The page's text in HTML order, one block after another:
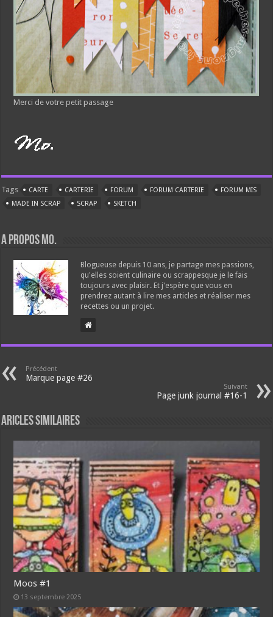
Merci de votre petit passage
Tags CARTE CARTERIE FORUM FORUM CARTERIE
FORUM MIS
MADE IN SCRAP
SCRAP SKETCH
A propos Mo.
Blogueuse depuis 10 ans, je partage mes passions,
qu'elles soient culinaire ou scrappesque je le fais
toujours avec plaisir. Et j'espère que vous en
prendrez autant à lire mes articles et réaliser mes
recettes ou un projet.
Précédent
Marque page #26
Suivant
Page junk journal #16-1
Aricles similaires
Moos #1
13 septembre 2025